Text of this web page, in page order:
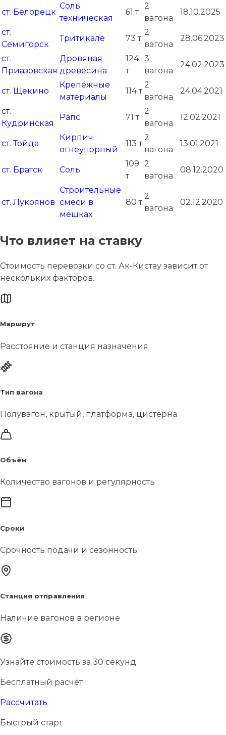
ст. Белорецк
Соль
техническая
61 т
2
вагона
18.10.2025
ст.
Семигорск
Тритикале 73 т
2
вагона
28.06.2023
ст.
Приазовская
Дровяная
древесина
124
т
3
вагона
24.02.2023
ст. Щекино
Крепёжные
материалы
114 т
2
вагона
24.04.2021
ст.
Кудринская
Рапс 71 т
2
вагона
12.02.2021
ст. Тойда
Кирпич
огнеупорный
113 т
2
вагона
13.01.2021
ст. Братск Соль
109
т
2
вагона
08.12.2020
ст. Лукоянов
Строительные
смеси в
мешках
80 т
2
вагона
02.12.2020
Что влияет на ставку
Стоимость перевозки со ст. Ак-Кистау зависит от
нескольких факторов.
Маршрут
Расстояние и станция назначения
Тип вагона
Полувагон, крытый, платформа, цистерна
Объём
Количество вагонов и регулярность
Сроки
Срочность подачи и сезонность
Станция отправления
Наличие вагонов в регионе
Узнайте стоимость за 30 секунд
Бесплатный расчёт
Рассчитать
Быстрый старт